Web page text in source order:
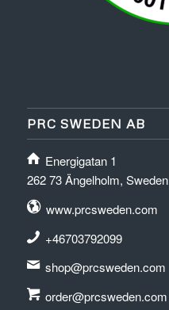
PRC SWEDEN AB
Energigatan 1
262 73 Ängelholm, Sweden
www.prcsweden.com
+46703792099
shop@prcsweden.com
order@prcsweden.com